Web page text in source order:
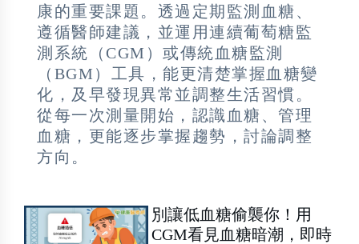
康的重要課題。透過定期監測血糖、
遵循醫師建議，並運用連續葡萄糖監
測系統（CGM）或傳統血糖監測
（BGM）工具，能更清楚掌握血糖變
化，及早發現異常並調整生活習慣。
從每一次測量開始，認識血糖、管理
血糖，更能逐步掌握趨勢，討論調整
方向。
別讓低血糖偷襲你！用
CGM看見血糖暗潮，即時